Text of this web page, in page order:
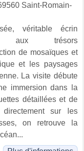
Saint-Romain-
véritable écrin
aux trésors
de mosaïques et
et les paysages
La visite débute
immersion dans la
détaillées et de
sur les
on retrouve la